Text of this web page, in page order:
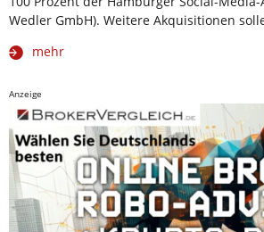
Wedler GmbH). Weitere Akquisitionen
mehr
Anzeige